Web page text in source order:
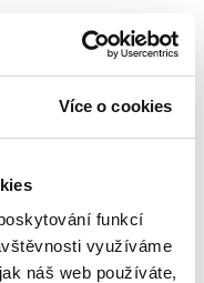
Více o cookies
funkcí
využíváme
náš web používáte,